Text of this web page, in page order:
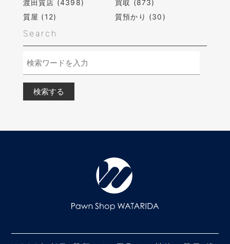
渡田質店 (4398)
買取 (873)
質屋 (12)
質預かり (30)
Search